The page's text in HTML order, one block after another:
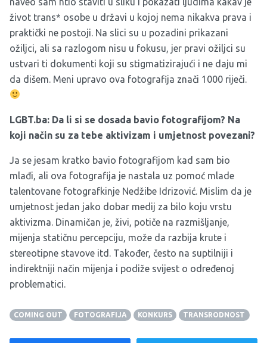
život trans* osobe u državi u kojoj nema nikakva prava i
praktički ne postoji. Na slici su u pozadini prikazani
ožiljci, ali sa razlogom nisu u fokusu, jer pravi ožiljci su
ustvari ti dokumenti koji su stigmatizirajući i ne daju mi
da dišem. Meni upravo ova fotografija znači 1000 riječi.
LGBT.ba: Da li si se dosada bavio fotografijom? Na
koji način su za tebe aktivizam i umjetnost povezani?
Ja se jesam kratko bavio fotografijom kad sam bio
mlađi, ali ova fotografija je nastala uz pomoć mlade
talentovane fotografkinje Nedžibe Idrizović. Mislim da je
umjetnost jedan jako dobar medij za bilo koju vrstu
aktivizma. Dinamičan je, živi, potiče na razmišljanje,
mijenja statičnu percepciju, može da razbija krute i
stereotipne stavove itd. Također, često na suptilniji i
indirektniji način mijenja i podiže svijest o određenoj
problematici.
COMING OUT FOTOGRAFIJA KONKURS TRANSRODNOST